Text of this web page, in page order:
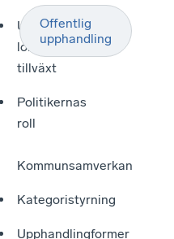
Uppmuntra
lokal/regional
tillväxt
Politikernas
roll
Kommunsamverkan
Kategoristyrning
Upphandlingformer
Offentlig
upphandling